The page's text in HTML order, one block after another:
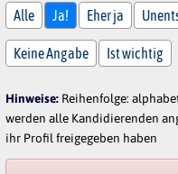
Alle
Ja! Eher ja
Keine Angabe Ist wichtig
Hinweise: Reihenfolge:
werden alle Kandidierenden
ihr Profil freigegeben haben